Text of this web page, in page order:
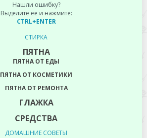
Нашли ошибку?
Выделите ее и нажмите:
CTRL+ENTER
СТИРКА
ПЯТНА
ПЯТНА ОТ ЕДЫ
ПЯТНА ОТ КОСМЕТИКИ
ПЯТНА ОТ РЕМОНТА
ГЛАЖКА
СРЕДСТВА
ДОМАШНИЕ СОВЕТЫ